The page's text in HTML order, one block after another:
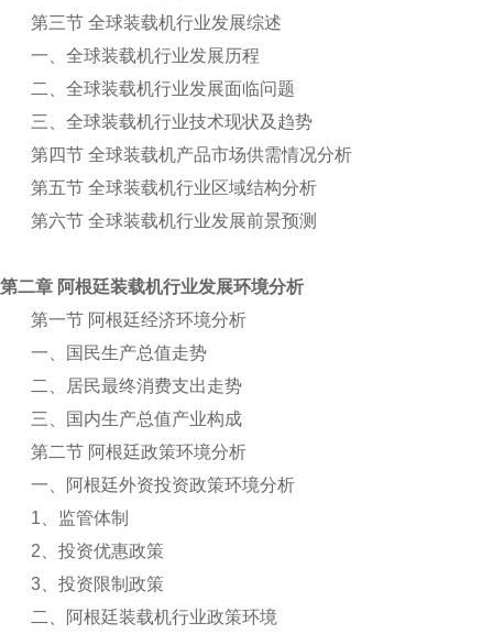
第三节 全球装载机行业发展综述
一、全球装载机行业发展历程
二、全球装载机行业发展面临问题
三、全球装载机行业技术现状及趋势
第四节 全球装载机产品市场供需情况分析
第五节 全球装载机行业区域结构分析
第六节 全球装载机行业发展前景预测
第二章 阿根廷装载机行业发展环境分析
第一节 阿根廷经济环境分析
一、国民生产总值走势
二、居民最终消费支出走势
三、国内生产总值产业构成
第二节 阿根廷政策环境分析
一、阿根廷外资投资政策环境分析
1 、监管体制
2 、投资优惠政策
3 、投资限制政策
二、阿根廷装载机行业政策环境